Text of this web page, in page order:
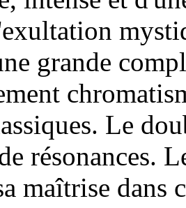
grande
Le
résonances.
maîtrise dans